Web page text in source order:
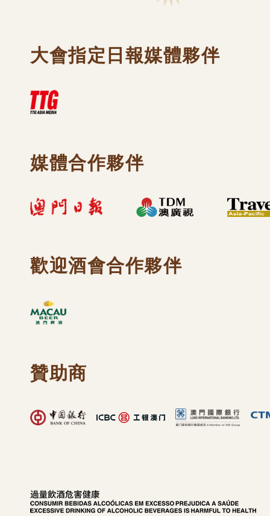
大會指定日報媒體夥伴
媒體合作夥伴
歡迎酒會合作夥伴
贊助商